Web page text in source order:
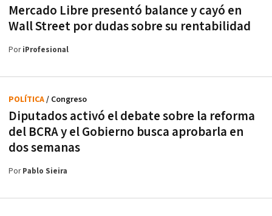
Mercado Libre presentó balance y cayó en
Wall Street por dudas sobre su rentabilidad
PoriProfesional
Diputados activó el debate sobre la reforma
del BCRA y el Gobierno busca aprobarla en
dos semanas
POLÍTICA/ Congreso
PorPablo Sieira